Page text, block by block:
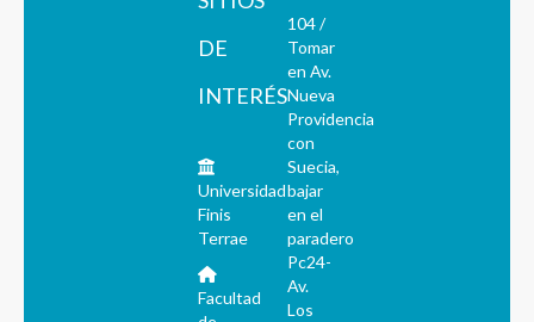
DE
INTERÉS
Universidad
Finis
Terrae
Facultad
104 /
Tomar
en Av.
Nueva
Providencia
con
Suecia,
bajar
en el
paradero
Pc24-
Av.
Los